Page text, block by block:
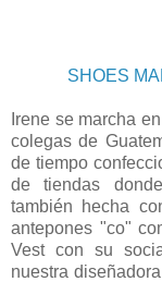
SHOES
Irene se marcha
colegas de
de tiempo
de tiendas
también hecha
antepones "co"
Vest con su
nuestra